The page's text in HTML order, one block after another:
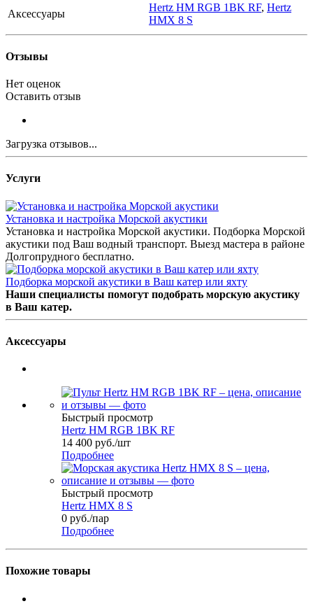
Аксессуары
Hertz HM RGB 1BK RF, Hertz
HMX 8 S
Отзывы
Нет оценок
Оставить отзыв
Загрузка отзывов...
Услуги
Установка и настройка Морской акустики
Установка и настройка Морской акустики. Подборка Морской
акустики под Ваш водный транспорт. Выезд мастера в районе
Долгопрудного бесплатно.
Подборка морской акустики в Ваш катер или яхту
Наши специалисты помогут подобрать морскую акустику
в Ваш катер.
Аксессуары
Быстрый просмотр
Hertz HM RGB 1BK RF
14 400 руб./шт
Подробнее
Быстрый просмотр
Hertz HMX 8 S
0 руб./пар
Подробнее
Похожие товары